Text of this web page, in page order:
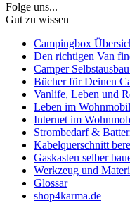
Folge uns...
Gut zu wissen
Campingbox
Den richtigen Van
Camper
Bücher für Deinen
Vanlife, Leben und
Leben im
Internet im
Strombedarf &
Kabelquerschnitt
Gaskasten selber
Werkzeug und
Glossar
shop4karma.de